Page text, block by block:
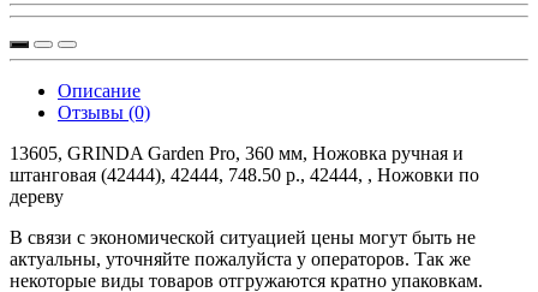
Описание
Отзывы (0)
13605, GRINDA Garden Pro, 360 мм, Ножовка ручная и
штанговая (42444), 42444, 748.50 р., 42444, , Ножовки по
дереву
В связи с экономической ситуацией цены могут быть не
актуальны, уточняйте пожалуйста у операторов. Так же
некоторые виды товаров отгружаются кратно упаковкам.